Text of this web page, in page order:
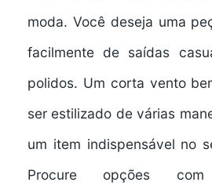
moda. Você deseja uma
facilmente de saídas
polidos. Um corta vento
ser estilizado de várias
um item indispensável no
Procure opções com